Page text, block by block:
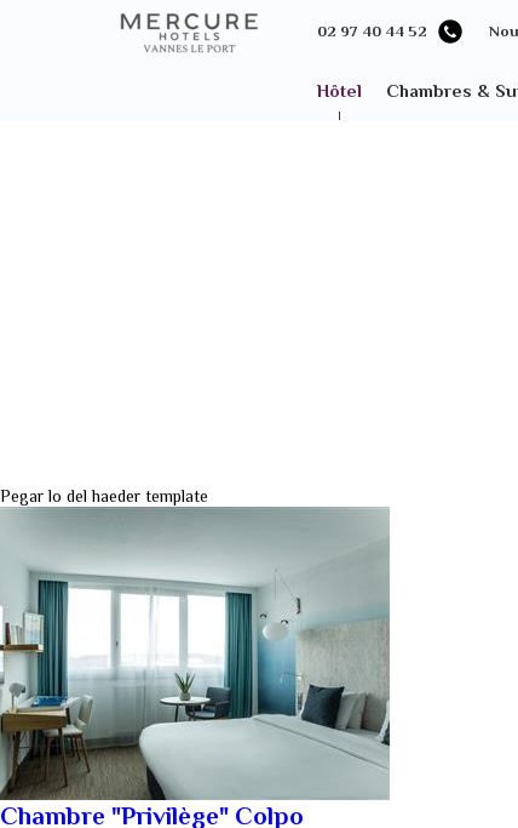
02 97 40 44 52
Hôtel Chambres &
Pegar lo del haeder template
Chambre "Privilège" Colpo